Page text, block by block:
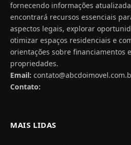
fornecendo informações
encontrará recursos essenciais
aspectos legais, explorar
otimizar espaços residenciais e
orientações sobre financiamentos
propriedades.
Email:
Contato:
MAIS LIDAS